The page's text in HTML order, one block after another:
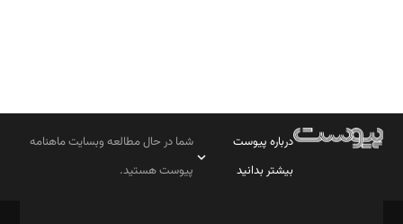
درباره پیوست
بیشتر بدانید
شما در حال مطالعه وبسایت ماهنامه
پیوست هستید.